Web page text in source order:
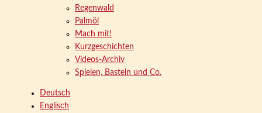
Regenwald
Palmöl
Mach mit!
Kurzgeschichten
Videos-Archiv
Spielen, Basteln und Co.
Deutsch
Englisch